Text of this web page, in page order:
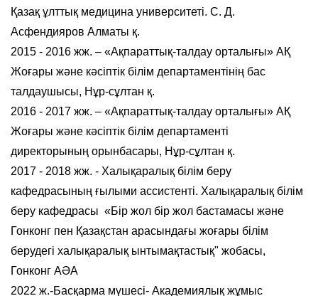
Қазақ ұлттық медицина университеті. С. Д.
Асфендияров Алматы қ.
2015 - 2016 жж. – «Ақпараттық-талдау орталығы» АҚ
Жоғары және кәсіптік білім департаментінің бас
талдаушысы, Нұр-сұлтан қ.
2016 - 2017 жж. – «Ақпараттық-талдау орталығы» АҚ
Жоғары және кәсіптік білім департаменті
директорының орынбасары, Нұр-сұлтан қ.
2017 - 2018 жж. - Халықаралық білім беру
кафедрасының ғылыми ассистенті. Халықаралық білім
беру кафедрасы «Бір жол бір жол бастамасы және
Гонконг пен Қазақстан арасындағы жоғары білім
берудегі халықаралық ынтымақтастық" жобасы,
Гонконг АӘА
2022 ж.-Басқарма мүшесі- Академиялық жұмыс